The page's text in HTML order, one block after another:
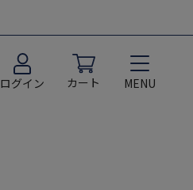
ログイン カート MENU